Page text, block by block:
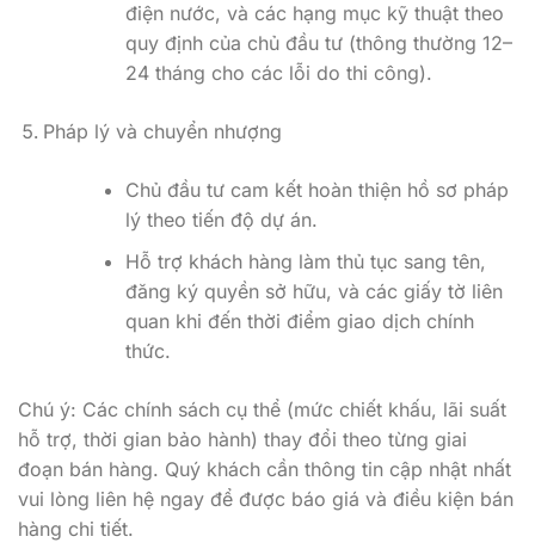
điện nước, và các hạng mục kỹ thuật theo
quy định của chủ đầu tư (thông thường 12–
24 tháng cho các lỗi do thi công).
Pháp lý và chuyển nhượng
Chủ đầu tư cam kết hoàn thiện hồ sơ pháp
lý theo tiến độ dự án.
Hỗ trợ khách hàng làm thủ tục sang tên,
đăng ký quyền sở hữu, và các giấy tờ liên
quan khi đến thời điểm giao dịch chính
thức.
Chú ý: Các chính sách cụ thể (mức chiết khấu, lãi suất
hỗ trợ, thời gian bảo hành) thay đổi theo từng giai
đoạn bán hàng. Quý khách cần thông tin cập nhật nhất
vui lòng liên hệ ngay để được báo giá và điều kiện bán
hàng chi tiết.